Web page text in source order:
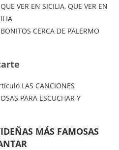
QUE VER EN SICILIA, QUE VER EN
CERCA DE PALERMO
MÁS FAMOSAS